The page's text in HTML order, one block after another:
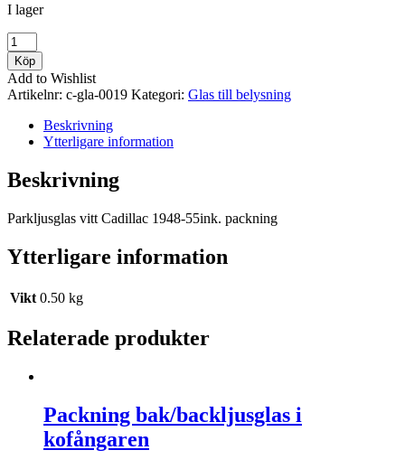
I lager
Parkljusglas
vitt
mängd
Köp
Add to Wishlist
Artikelnr: c-gla-0019 Kategori: Glas till belysning
Beskrivning
Ytterligare information
Beskrivning
Parkljusglas vitt Cadillac 1948-55ink. packning
Ytterligare information
Vikt 0.50 kg
Relaterade produkter
Packning bak/backljusglas i
kofångaren